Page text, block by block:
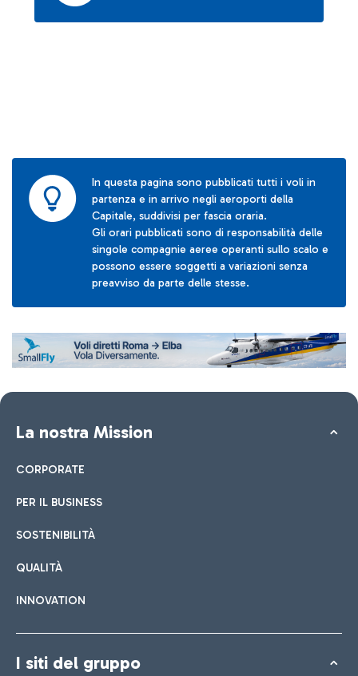
In questa pagina sono pubblicati tutti i voli in
partenza e in arrivo negli aeroporti della
Capitale, suddivisi per fascia oraria.
Gli orari pubblicati sono di responsabilità delle
singole compagnie aeree operanti sullo scalo e
possono essere soggetti a variazioni senza
preavviso da parte delle stesse.
La nostra Mission
CORPORATE
PER IL BUSINESS
SOSTENIBILITÀ
QUALITÀ
INNOVATION
I siti del gruppo